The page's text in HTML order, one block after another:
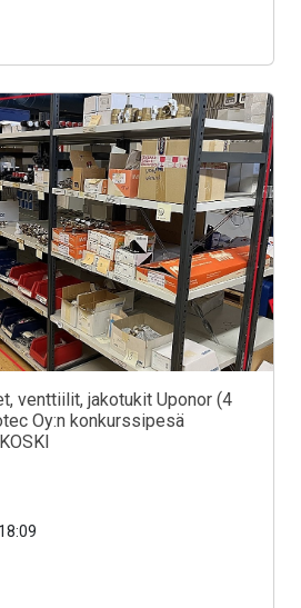
venttiilit, jakotukit Uponor (4
Oy:n konkurssipesä